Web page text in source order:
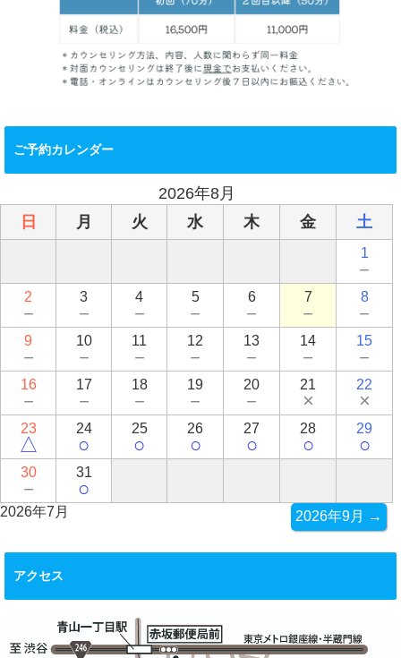
ご予約カレンダー
2026年8月
日
月 火 水 木 金 土
1
－
2
－
3
－
4
－
5
－
6
－
7
－
8
－
9
－
10
－
11
－
12
－
13
－
14
－
15
－
16
－
17
－
18
－
19
－
20
－
21
×
22
×
23
△
24
○
25
○
26
○
27
○
28
○
29
○
30
－
31
○
2026年7月 2026年9月 →
アクセス